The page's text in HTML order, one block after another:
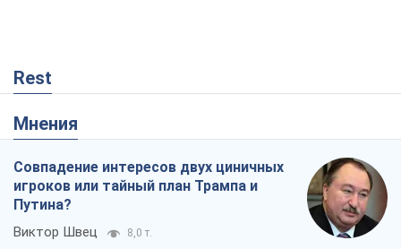
Rest
Мнения
Совпадение интересов двух циничных
игроков или тайный план Трампа и
Путина?
Виктор Швец 8,0 т.